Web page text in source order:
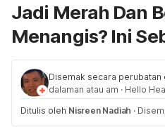
Jadi Merah Dan
Menangis? Ini
Disemak secara perubatan
dalaman atau am · Hello
Ditulis oleh Nisreen Nadiah ·